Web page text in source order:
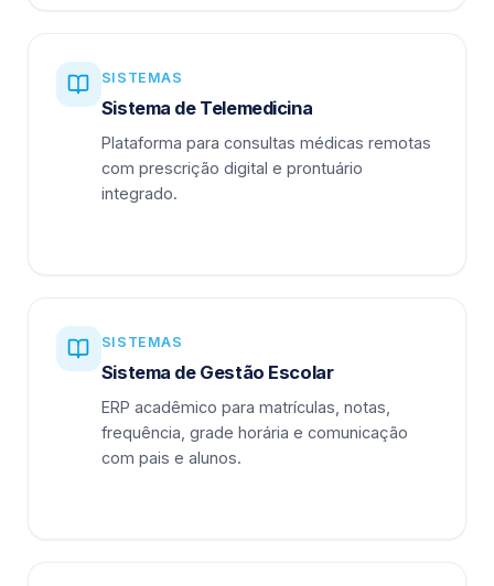
SISTEMAS
Sistema de Telemedicina
Plataforma para consultas médicas remotas
com prescrição digital e prontuário
integrado.
SISTEMAS
Sistema de Gestão Escolar
ERP acadêmico para matrículas, notas,
frequência, grade horária e comunicação
com pais e alunos.